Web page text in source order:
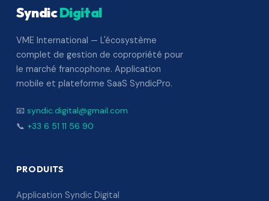
SyndicDigital
VME International — L'écosystème
complet de gestion de copropriété pour
le marché francophone. Application
mobile et plateforme SaaS SyndicPro.
📧 syndic.digital@gmail.com
📞 +33 6 51 11 56 90
PRODUITS
Application Syndic Digital